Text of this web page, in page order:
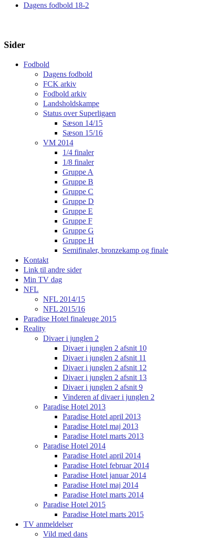
Dagens fodbold 18-2
Sider
Fodbold
Dagens fodbold
FCK arkiv
Fodbold arkiv
Landsholdskampe
Status over Superligaen
Sæson 14/15
Sæson 15/16
VM 2014
1/4 finaler
1/8 finaler
Gruppe A
Gruppe B
Gruppe C
Gruppe D
Gruppe E
Gruppe F
Gruppe G
Gruppe H
Semifinaler, bronzekamp og finale
Kontakt
Link til andre sider
Min TV dag
NFL
NFL 2014/15
NFL 2015/16
Paradise Hotel finaleuge 2015
Reality
Divaer i junglen 2
Divaer i junglen 2 afsnit 10
Divaer i junglen 2 afsnit 11
Divaer i junglen 2 afsnit 12
Divaer i junglen 2 afsnit 13
Divaer i junglen 2 afsnit 9
Vinderen af divaer i junglen 2
Paradise Hotel 2013
Paradise Hotel april 2013
Paradise Hotel maj 2013
Paradise Hotel marts 2013
Paradise Hotel 2014
Paradise Hotel april 2014
Paradise Hotel februar 2014
Paradise Hotel januar 2014
Paradise Hotel maj 2014
Paradise Hotel marts 2014
Paradise Hotel 2015
Paradise Hotel marts 2015
TV anmeldelser
Vild med dans